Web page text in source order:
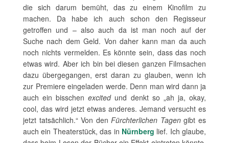
die sich darum bemüht, das zu einem Kinofilm zu
machen. Da habe ich auch schon den Regisseur
getroffen und – also auch da ist man noch auf der
Suche nach dem Geld. Von daher kann man da auch
noch nichts vermelden. Es könnte sein, dass das noch
etwas wird. Aber ich bin bei diesen ganzen Filmsachen
dazu übergegangen, erst daran zu glauben, wenn ich
zur Premiere eingeladen werde. Denn man wird dann ja
auch ein bisschenexcitedund denkt so „ah ja, okay,
cool, das wird jetzt etwas anderes. Jemand versucht es
jetzt tatsächlich.“ Von denFürchterlichen Tagengibt es
auch ein Theaterstück, das in Nürnberg lief. Ich glaube,